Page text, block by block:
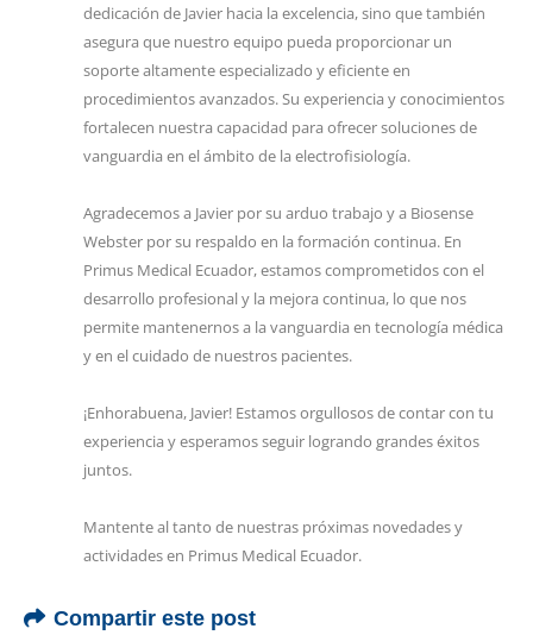
dedicación de Javier hacia la excelencia, sino que también
asegura que nuestro equipo pueda proporcionar un
soporte altamente especializado y eficiente en
procedimientos avanzados. Su experiencia y conocimientos
fortalecen nuestra capacidad para ofrecer soluciones de
vanguardia en el ámbito de la electrofisiología.
Agradecemos a Javier por su arduo trabajo y a Biosense
Webster por su respaldo en la formación continua. En
Primus Medical Ecuador, estamos comprometidos con el
desarrollo profesional y la mejora continua, lo que nos
permite mantenernos a la vanguardia en tecnología médica
y en el cuidado de nuestros pacientes.
¡Enhorabuena, Javier! Estamos orgullosos de contar con tu
experiencia y esperamos seguir logrando grandes éxitos
juntos.
Mantente al tanto de nuestras próximas novedades y
actividades en Primus Medical Ecuador.
Compartir este post